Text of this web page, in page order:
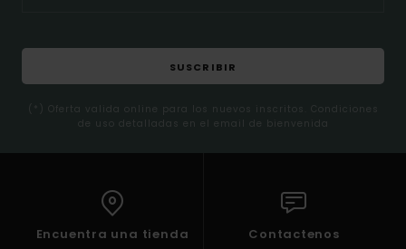
SUSCRIBIR
(*) Oferta valida online para los nuevos inscritos. Condiciones
de uso detalladas en el email de bienvenida
Encuentra una tienda Contactenos